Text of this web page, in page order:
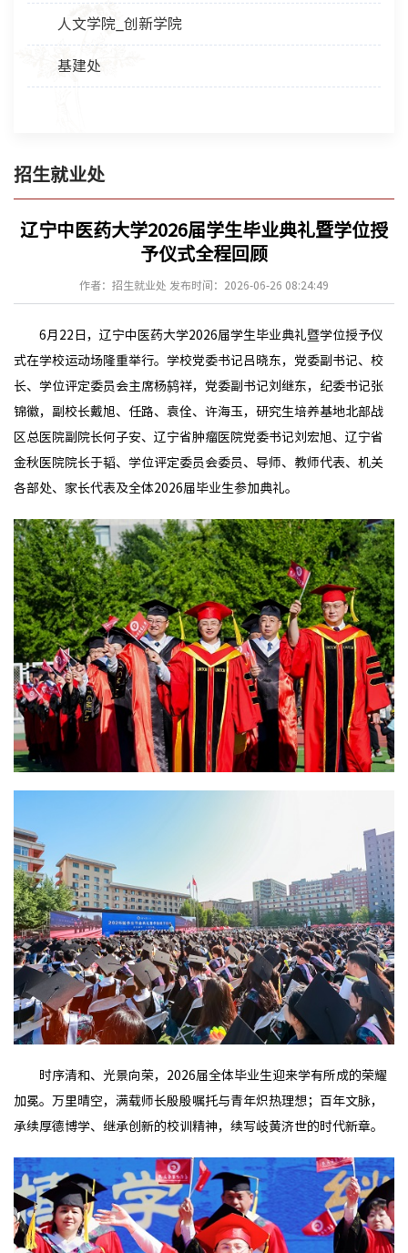
人文学院_创新学院
基建处
招生就业处
辽宁中医药大学2026届学生毕业典礼暨学位授
予仪式全程回顾
作者：招生就业处 发布时间：2026-06-26 08:24:49
6月22日，辽宁中医药大学2026届学生毕业典礼暨学位授予仪
式在学校运动场隆重举行。学校党委书记吕晓东，党委副书记、校
长、学位评定委员会主席杨鸫祥，党委副书记刘继东，纪委书记张
锦徽，副校长戴旭、任路、袁佺、许海玉，研究生培养基地北部战
区总医院副院长何子安、辽宁省肿瘤医院党委书记刘宏旭、辽宁省
金秋医院院长于韬、学位评定委员会委员、导师、教师代表、机关
各部处、家长代表及全体2026届毕业生参加典礼。
时序清和、光景向荣，2026届全体毕业生迎来学有所成的荣耀
加冕。万里晴空，满载师长殷殷嘱托与青年炽热理想；百年文脉，
承续厚德博学、继承创新的校训精神，续写岐黄济世的时代新章。